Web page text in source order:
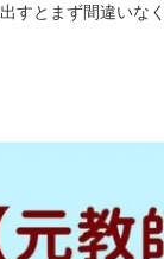
すとまず間違いな